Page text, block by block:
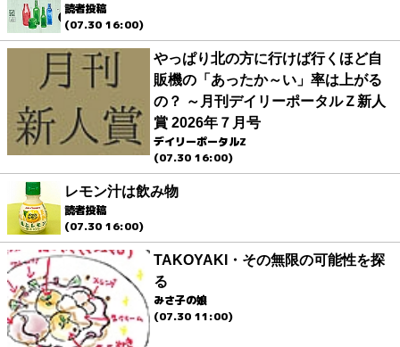
読者投稿
(07.30 16:00)
やっぱり北の方に行けば行くほど自
販機の「あったか～い」率は上がる
の？ ～月刊デイリーポータルＺ新人
賞 2026年７月号
デイリーポータルZ
(07.30 16:00)
レモン汁は飲み物
読者投稿
(07.30 16:00)
TAKOYAKI・その無限の可能性を探
る
みさ子の娘
(07.30 11:00)